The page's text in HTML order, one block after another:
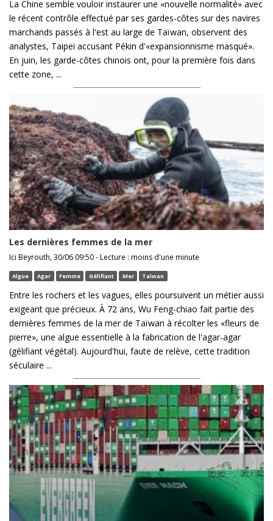
La Chine semble vouloir instaurer une «nouvelle normalité» avec
le récent contrôle effectué par ses gardes-côtes sur des navires
marchands passés à l'est au large de Taïwan, observent des
analystes, Taipei accusant Pékin d'«expansionnisme masqué».
En juin, les garde-côtes chinois ont, pour la première fois dans
cette zone, ...
Les dernières femmes de la mer
Ici Beyrouth, 30/06 09:50 - Lecture : moins d'une minute
Algue Agar Femme Gélifiant Mer Taïwan
Entre les rochers et les vagues, elles poursuivent un métier aussi
exigeant que précieux. À 72 ans, Wu Feng-chiao fait partie des
dernières femmes de la mer de Taïwan à récolter les «fleurs de
pierre», une algue essentielle à la fabrication de l'agar-agar
(gélifiant végétal). Aujourd'hui, faute de relève, cette tradition
séculaire ...